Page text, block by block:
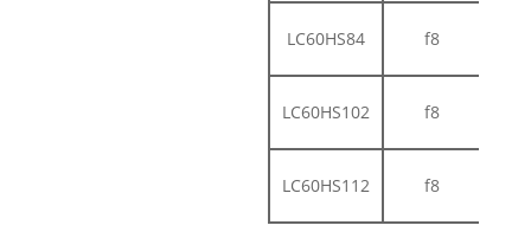
LC60HS84 f8
LC60HS102 f8
LC60HS112 f8